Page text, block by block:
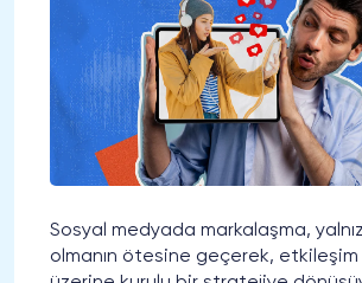
Sosyal medyada markalaşma,
olmanın ötesine geçerek,